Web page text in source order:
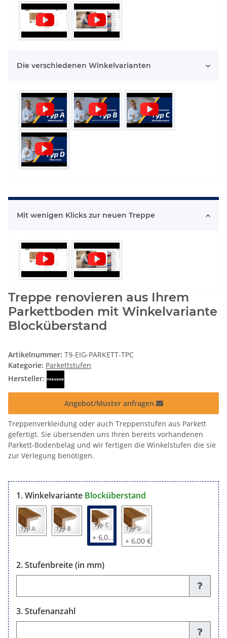
Die verschiedenen Winkelvarianten
Mit wenigen Klicks zur neuen Treppe
Treppe renovieren aus Ihrem
Parkettboden mit Winkelvariante
Blocküberstand
Artikelnummer: T9-EIG-PARKETT-TPC
Kategorie: Parkettstufen
Hersteller:
Angebot/Muster anfragen
Treppenverkleidung oder auch Treppenstufen aus Parkett
gefertigt. Sie übersenden uns Ihren bereits vorhandenen
Parkett-Bodenbelag und wir fertigen die Winkelstufen die sie
zur Verlegung benötigen.
Winkelvariante Blocküberstand
Typ A Typ B Typ C
+ 6,00 €
Typ D
+ 6,00 €
Stufenbreite (in mm)
Stufenanzahl